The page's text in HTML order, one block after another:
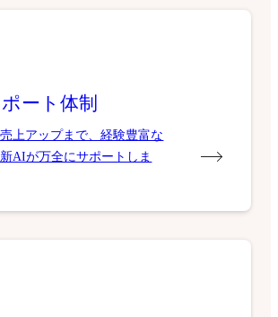
ート体制
上アップまで、経験豊富な
AIが万全にサポートしま